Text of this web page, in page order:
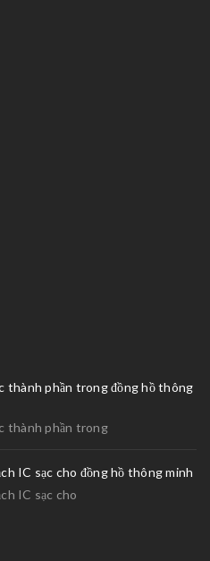
thành phần trong đồng hồ thông
thành phần trong
IC sạc cho đồng hồ thông minh
IC sạc cho